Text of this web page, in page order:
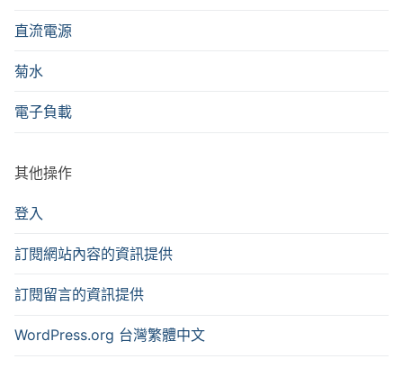
直流電源
菊水
電子負載
其他操作
登入
訂閱網站內容的資訊提供
訂閱留言的資訊提供
WordPress.org 台灣繁體中文